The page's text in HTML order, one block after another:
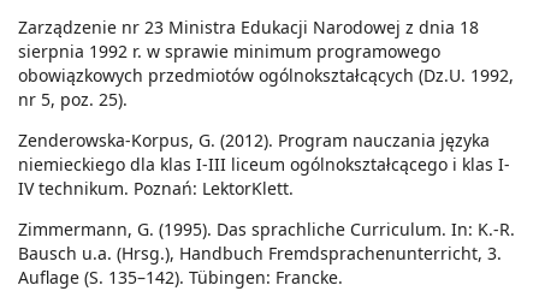
Zarządzenie nr 23 Ministra Edukacji Narodowej z dnia 18
sierpnia 1992 r. w sprawie minimum programowego
obowiązkowych przedmiotów ogólnokształcących (Dz.U. 1992,
nr 5, poz. 25).
Zenderowska-Korpus, G. (2012). Program nauczania języka
niemieckiego dla klas I-III liceum ogólnokształcącego i klas I-
IV technikum. Poznań: LektorKlett.
Zimmermann, G. (1995). Das sprachliche Curriculum. In: K.-R.
Bausch u.a. (Hrsg.), Handbuch Fremdsprachenunterricht, 3.
Auflage (S. 135–142). Tübingen: Francke.